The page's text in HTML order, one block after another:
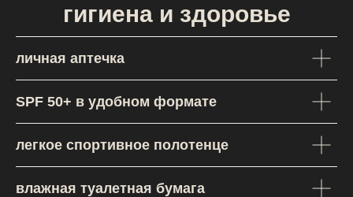
гигиена и здоровье
личная аптечка
SPF 50+ в удобном формате
легкое спортивное полотенце
влажная туалетная бумага